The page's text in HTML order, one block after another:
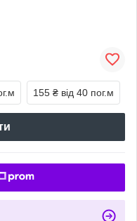
155 ₴ від 40 пог.м